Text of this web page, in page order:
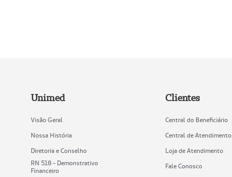
Unimed
Visão Geral
Nossa História
Diretoria e Conselho
RN 518 - Demonstrativo
Financeiro
Clientes
Central do Beneficiário
Central de Atendimento
Loja de Atendimento
Fale Conosco